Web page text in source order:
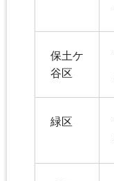
保土ケ
谷区
緑区